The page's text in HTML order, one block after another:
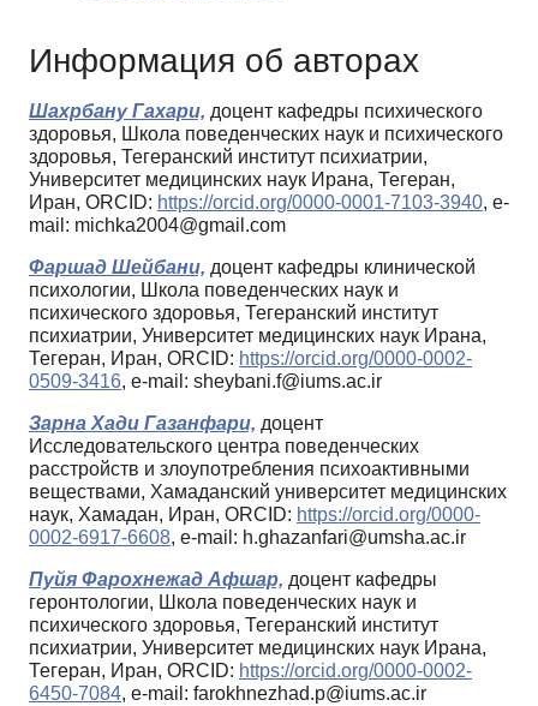
Информация об авторах
Шахрбану Гахари, доцент кафедры психического
здоровья, Школа поведенческих наук и психического
здоровья, Тегеранский институт психиатрии,
Университет медицинских наук Ирана, Тегеран,
Иран, ORCID: https://orcid.org/0000-0001-7103-3940, e-
mail: michka2004@gmail.com
Фаршад Шейбани, доцент кафедры клинической
психологии, Школа поведенческих наук и
психического здоровья, Тегеранский институт
психиатрии, Университет медицинских наук Ирана,
Тегеран, Иран, ORCID: https://orcid.org/0000-0002-
0509-3416, e-mail: sheybani.f@iums.ac.ir
Зарна Хади Газанфари, доцент
Исследовательского центра поведенческих
расстройств и злоупотребления психоактивными
веществами, Хамаданский университет медицинских
наук, Хамадан, Иран, ORCID: https://orcid.org/0000-
0002-6917-6608, e-mail: h.ghazanfari@umsha.ac.ir
Пуйя Фарохнежад Афшар, доцент кафедры
геронтологии, Школа поведенческих наук и
психического здоровья, Тегеранский институт
психиатрии, Университет медицинских наук Ирана,
Тегеран, Иран, ORCID: https://orcid.org/0000-0002-
6450-7084, e-mail: farokhnezhad.p@iums.ac.ir